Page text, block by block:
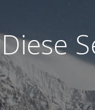
Diese